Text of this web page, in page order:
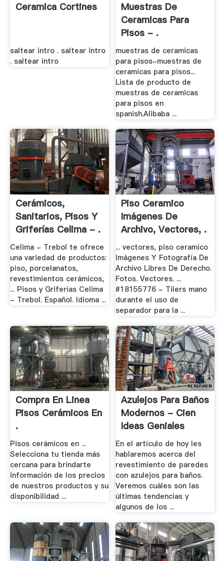
Ceramica Cortines
saltear intro . saltear intro
. saltear intro
Muestras De
Ceramicas Para
Pisos - .
muestras de ceramicas
para pisos-muestras de
ceramicas para pisos...
Lista de producto de
muestras de ceramicas
para pisos en
spanish.Alibaba ...
Cerámicos,
Sanitarios, Pisos Y
Griferías Celima - .
Celima - Trebol te ofrece
una variedad de productos:
piso, porcelanatos,
revestimientos cerámicos,
... Pisos y Griferías Celima
- Trebol. Español. Idioma ...
Piso Ceramico
Imágenes De
Archivo, Vectores, .
... vectores, piso ceramico
Imágenes Y Fotografía De
Archivo Libres De Derecho.
Fotos. Vectores. ...
#18155776 - Tilers mano
durante el uso de
separador para la ...
Compra En Linea
Pisos Cerámicos En
.
Pisos cerámicos en ...
Selecciona tu tienda más
cercana para brindarte
información de los precios
de nuestros productos y su
disponibilidad ...
Azulejos Para Baños
Modernos - Cien
Ideas Geniales
En el artículo de hoy les
hablaremos acerca del
revestimiento de paredes
con azulejos para baños.
Veremos cuáles son las
últimas tendencias y
algunos de los ...